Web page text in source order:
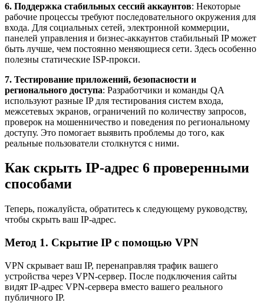
6. Поддержка стабильных сессий аккаунтов: Некоторые
рабочие процессы требуют последовательного окружения для
входа. Для социальных сетей, электронной коммерции,
панелей управления и бизнес-аккаунтов стабильный IP может
быть лучше, чем постоянно меняющиеся сети. Здесь особенно
полезны статические ISP-прокси.
7. Тестирование приложений, безопасности и
регионального доступа: Разработчики и команды QA
используют разные IP для тестирования систем входа,
межсетевых экранов, ограничений по количеству запросов,
проверок на мошенничество и поведения по региональному
доступу. Это помогает выявить проблемы до того, как
реальные пользователи столкнутся с ними.
Как скрыть IP-адрес 6 проверенными
способами
Теперь, пожалуйста, обратитесь к следующему руководству,
чтобы скрыть ваш IP-адрес.
Метод 1. Скрытие IP с помощью VPN
VPN скрывает ваш IP, перенаправляя трафик вашего
устройства через VPN-сервер. После подключения сайты
видят IP-адрес VPN-сервера вместо вашего реального
публичного IP.